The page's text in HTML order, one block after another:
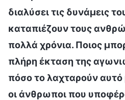
διαλύσει τις δυνάμεις
καταπιέζουν τους
πολλά χρόνια. Ποιος
πλήρη έκταση της
πόσο το λαχταρούν
οι άνθρωποι που